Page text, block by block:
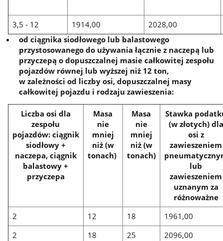
3,5 - 12 1914,00
2028,00
od ciągnika siodłowego lub balastowego
przystosowanego do używania łącznie z naczepą lub
przyczepą o dopuszczalnej masie całkowitej zespołu
pojazdów równej lub wyższej niż 12 ton,
w zależności od liczby osi, dopuszczalnej masy
całkowitej pojazdu i rodzaju zawieszenia:
Liczba osi dla
zespołu
pojazdów: ciągnik
siodłowy +
naczepa, ciągnik
balastowy +
przyczepa
Masa
nie
mniej
niż (w
tonach)
Masa
nie
mniej
niż (w
tonach)
Stawka
(w złotych) dla
osi z
zawieszeniem
lub
zawieszeniem
uznanym za
różnoważne
2
12 18
1961,00
2
18 25
2096,00